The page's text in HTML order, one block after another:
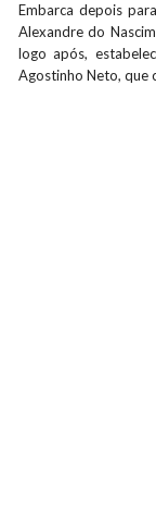
Embarca depois
Alexandre do
logo após,
Agostinho Neto, que